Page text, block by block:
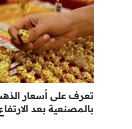
تعرف على أسعار
بالمصنعية بعد